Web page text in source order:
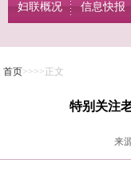
妇联概况 信息快报
首页>>>>正文
特别关注
来